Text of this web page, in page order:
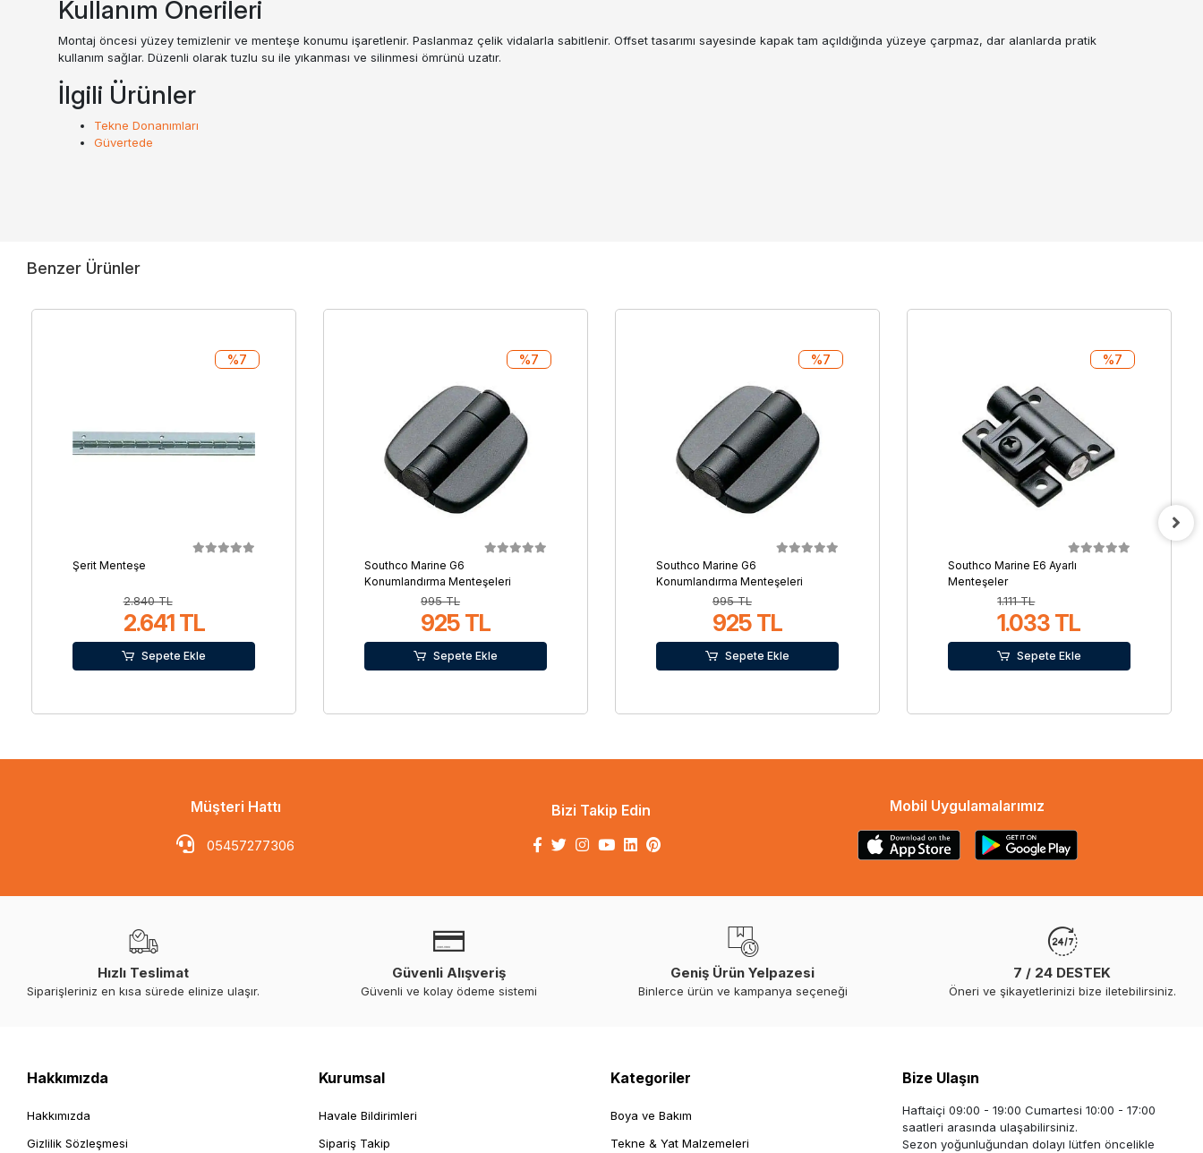
Kullanım Önerileri
Montaj öncesi yüzey temizlenir ve menteşe konumu işaretlenir. Paslanmaz çelik vidalarla sabitlenir. Offset tasarımı sayesinde kapak tam açıldığında yüzeye çarpmaz, dar alanlarda pratik
kullanım sağlar. Düzenli olarak tuzlu su ile yıkanması ve silinmesi ömrünü uzatır.
İlgili Ürünler
Tekne Donanımları
Güvertede
Benzer Ürünler
Şerit Menteşe
2.840 TL
2.641 TL
%7
Sepete Ekle
Southco Marine G6
Konumlandırma Menteşeleri
995 TL
925 TL
%7
Sepete Ekle
Southco Marine G6
Konumlandırma Menteşeleri
995 TL
925 TL
%7
Sepete Ekle
Southco Marine E6 Ayarlı
Menteşeler
1.111 TL
1.033 TL
%7
Sepete Ekle
Müşteri Hattı
05457277306
Bizi Takip Edin Mobil Uygulamalarımız
Hızlı Teslimat
Siparişleriniz en kısa sürede elinize ulaşır.
Güvenli Alışveriş
Güvenli ve kolay ödeme sistemi
Geniş Ürün Yelpazesi
Binlerce ürün ve kampanya seçeneği
7 / 24 DESTEK
Öneri ve şikayetlerinizi bize iletebilirsiniz.
Hakkımızda
Hakkımızda
Gizlilik Sözleşmesi
Kurumsal
Havale Bildirimleri
Sipariş Takip
Kategoriler
Boya ve Bakım
Tekne & Yat Malzemeleri
Bize Ulaşın
Haftaiçi 09:00 - 19:00 Cumartesi 10:00 - 17:00
saatleri arasında ulaşabilirsiniz.
Sezon yoğunluğundan dolayı lütfen öncelikle